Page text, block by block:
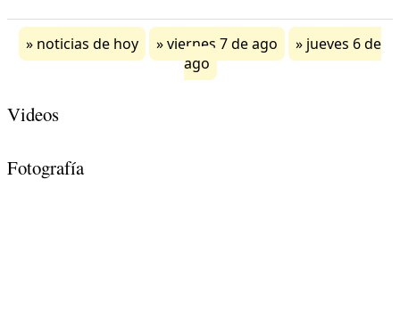
noticias de hoy viernes 7 de ago
jueves 6 de
ago
Videos
Fotografía